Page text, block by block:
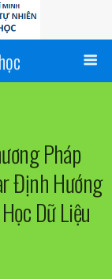
Pháp
Định Hướng
Dữ Liệu